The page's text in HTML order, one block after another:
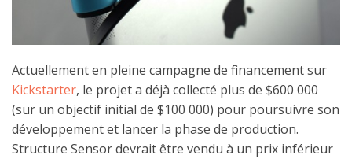
Actuellement en pleine campagne de financement sur
Kickstarter, le projet a déjà collecté plus de $600 000
(sur un objectif initial de $100 000) pour poursuivre son
développement et lancer la phase de production.
Structure Sensor devrait être vendu à un prix inférieur